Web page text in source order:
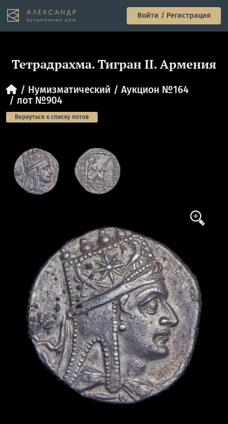
Войти / Регистрация
Тетрадрахма. Тигран II. Армения
Нумизматический
Аукцион №164
лот №904
Вернуться к списку лотов